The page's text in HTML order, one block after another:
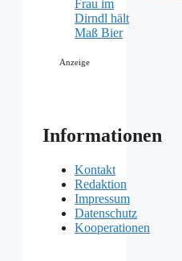
Anzeige
Informationen
Kontakt
Redaktion
Impressum
Datenschutz
Kooperationen